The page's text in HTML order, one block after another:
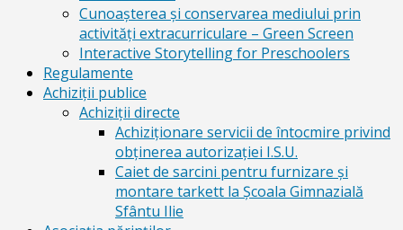
Cunoașterea și conservarea mediului prin
activități extracurriculare – Green Screen
Interactive Storytelling for Preschoolers
Regulamente
Achiziții publice
Achiziții directe
Achiziționare servicii de întocmire privind
obținerea autorizației I.S.U.
Caiet de sarcini pentru furnizare și
montare tarkett la Școala Gimnazială
Sfântu Ilie